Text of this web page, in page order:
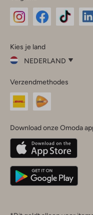
InstagramFacebook
Kies je land
NEDERLAND
je
land
Nederland
Belgique
Deutschland
Verzendmethodes
Download onze Omoda